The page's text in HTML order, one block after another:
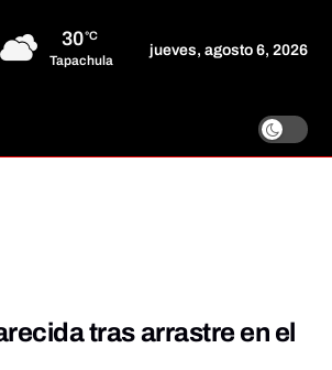
30°C
Tapachula
jueves, agosto 6, 2026
tras arrastre en el